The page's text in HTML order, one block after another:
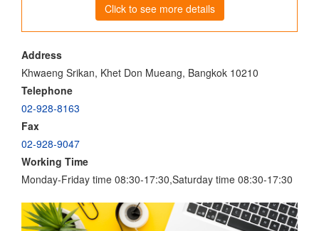
Click to see more details
Address
Khwaeng Srikan, Khet Don Mueang, Bangkok 10210
Telephone
02-928-8163
Fax
02-928-9047
Working Time
Monday-Friday time 08:30-17:30,Saturday time 08:30-17:30